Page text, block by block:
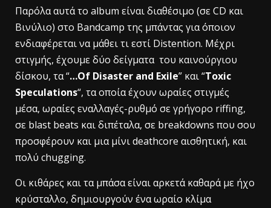
Παρόλα αυτά το album είναι διαθέσιμο (σε CD και
Βινύλιο) στο Bandcamp της μπάντας για όποιον
ενδιαφέρεται να μάθει τι εστί Distention. Μέχρι
στιγμής, έχουμε δύο δείγματα του καινούργιου
δίσκου, τα “…Of Disaster and Exile” και “Toxic
Speculations“, τα οποία έχουν ωραίες στιγμές
μέσα, ωραίες εναλλαγές-ρυθμό σε γρήγορο riffing,
σε blast beats και διπέταλα, σε breakdowns που σου
προσφέρουν και μια μίνι deathcore αισθητική, και
πολύ chugging.
Οι κιθάρες και τα μπάσα είναι αρκετά καθαρά με ήχο
κρύσταλλο, δημιουργούν ένα ωραίο κλίμα